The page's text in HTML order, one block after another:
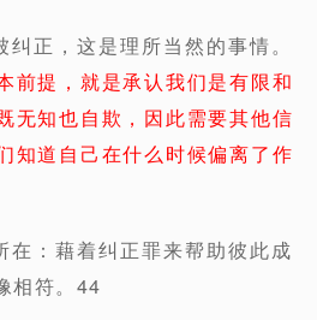
正，这是理所当然的事情。
前提，就是承认我们是有限和
无知也自欺，因此需要其他信
知道自己在什么时候偏离了作
在：藉着纠正罪来帮助彼此成
相符。44